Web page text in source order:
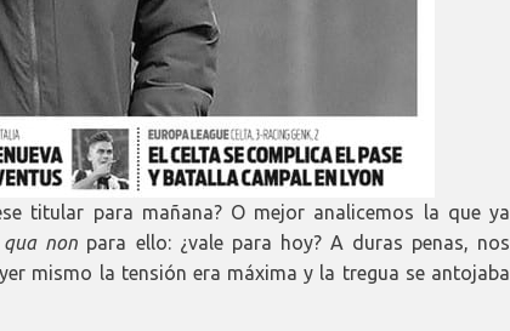
titular para mañana? O mejor analicemos la que ya
qua non para ello: ¿vale para hoy? A duras penas, nos
mismo la tensión era máxima y la tregua se antojaba